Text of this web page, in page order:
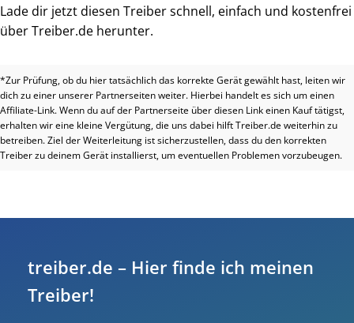
Lade dir jetzt diesen Treiber schnell, einfach und kostenfrei
über Treiber.de herunter.
*Zur Prüfung, ob du hier tatsächlich das korrekte Gerät gewählt hast, leiten wir
dich zu einer unserer Partnerseiten weiter. Hierbei handelt es sich um einen
Affiliate-Link. Wenn du auf der Partnerseite über diesen Link einen Kauf tätigst,
erhalten wir eine kleine Vergütung, die uns dabei hilft Treiber.de weiterhin zu
betreiben. Ziel der Weiterleitung ist sicherzustellen, dass du den korrekten
Treiber zu deinem Gerät installierst, um eventuellen Problemen vorzubeugen.
treiber.de – Hier finde ich meinen
Treiber!